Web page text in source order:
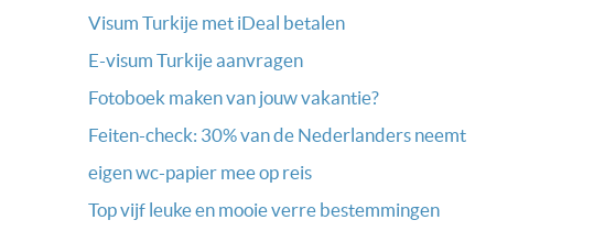
Visum Turkije met iDeal betalen
E-visum Turkije aanvragen
Fotoboek maken van jouw vakantie?
Feiten-check: 30% van de Nederlanders neemt
eigen wc-papier mee op reis
Top vijf leuke en mooie verre bestemmingen